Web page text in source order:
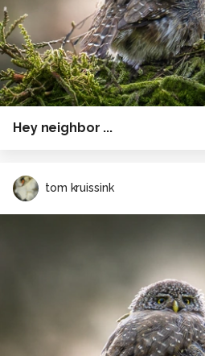
ps ikben 24 juni 50 jaar
verjaardags geld een nieuwe
nikon d300.
allemaal bedankt er voor.
Alle rechten voorbehouden
Hey neighbor ...
tom kruissink